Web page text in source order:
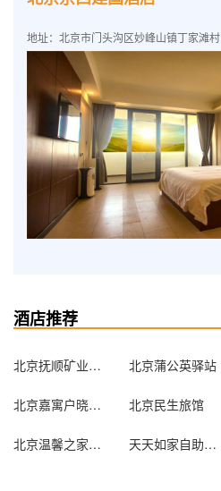
地址：北京市门头沟区妙峰山镇丁家滩村
酒店推荐
北京抚顺矿业集团北京办事处 北京蒲公英驿站
北京嘉寓户晓酒店式公寓（原家喻户晓酒店式公寓） 北京民生旅馆
北京温馨之家旅馆 天天如家自助服务式公寓（北京苏州街店）